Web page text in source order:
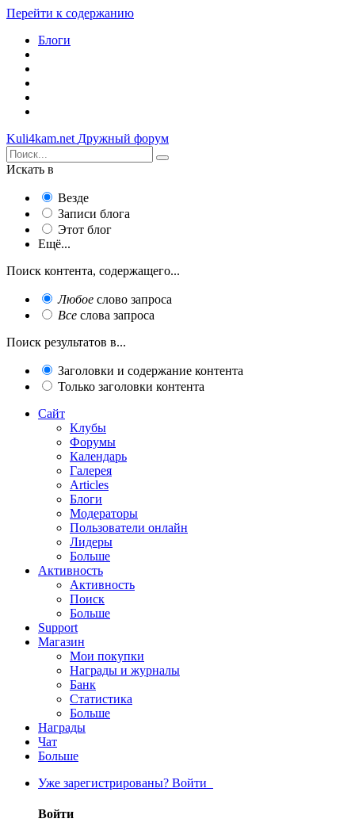
Перейти к содержанию
Блоги
Kuli4kam.net Дружный форум
Искать в
Везде
Записи блога
Этот блог
Ещё...
Поиск контента, содержащего...
Любое слово запроса
Все слова запроса
Поиск результатов в...
Заголовки и содержание контента
Только заголовки контента
Сайт
Клубы
Форумы
Календарь
Галерея
Articles
Блоги
Модераторы
Пользователи онлайн
Лидеры
Больше
Активность
Активность
Поиск
Больше
Support
Магазин
Мои покупки
Награды и журналы
Банк
Статистика
Больше
Награды
Чат
Больше
Уже зарегистрированы? Войти
Войти